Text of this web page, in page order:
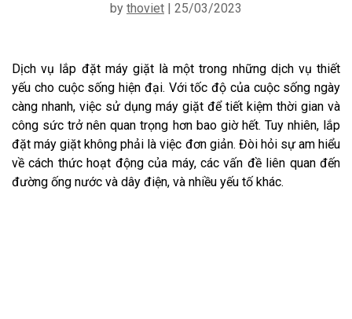
by thoviet | 25/03/2023
Dịch vụ lắp đặt máy giặt là một trong những dịch vụ thiết
yếu cho cuộc sống hiện đại. Với tốc độ của cuộc sống ngày
càng nhanh, việc sử dụng máy giặt để tiết kiệm thời gian và
công sức trở nên quan trọng hơn bao giờ hết. Tuy nhiên, lắp
đặt máy giặt không phải là việc đơn giản. Đòi hỏi sự am hiểu
về cách thức hoạt động của máy, các vấn đề liên quan đến
đường ống nước và dây điện, và nhiều yếu tố khác.